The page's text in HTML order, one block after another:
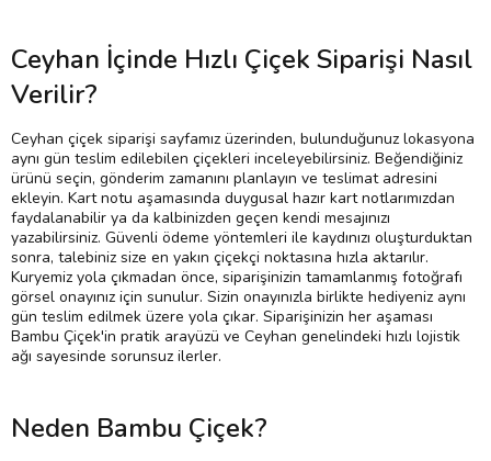
Ceyhan İçinde Hızlı Çiçek Siparişi Nasıl
Verilir?
Ceyhan çiçek siparişi sayfamız üzerinden, bulunduğunuz lokasyona
aynı gün teslim edilebilen çiçekleri inceleyebilirsiniz. Beğendiğiniz
ürünü seçin, gönderim zamanını planlayın ve teslimat adresini
ekleyin. Kart notu aşamasında duygusal hazır kart notlarımızdan
faydalanabilir ya da kalbinizden geçen kendi mesajınızı
yazabilirsiniz. Güvenli ödeme yöntemleri ile kaydınızı oluşturduktan
sonra, talebiniz size en yakın çiçekçi noktasına hızla aktarılır.
Kuryemiz yola çıkmadan önce, siparişinizin tamamlanmış fotoğrafı
görsel onayınız için sunulur. Sizin onayınızla birlikte hediyeniz aynı
gün teslim edilmek üzere yola çıkar. Siparişinizin her aşaması
Bambu Çiçek'in pratik arayüzü ve Ceyhan genelindeki hızlı lojistik
ağı sayesinde sorunsuz ilerler.
Neden Bambu Çiçek?